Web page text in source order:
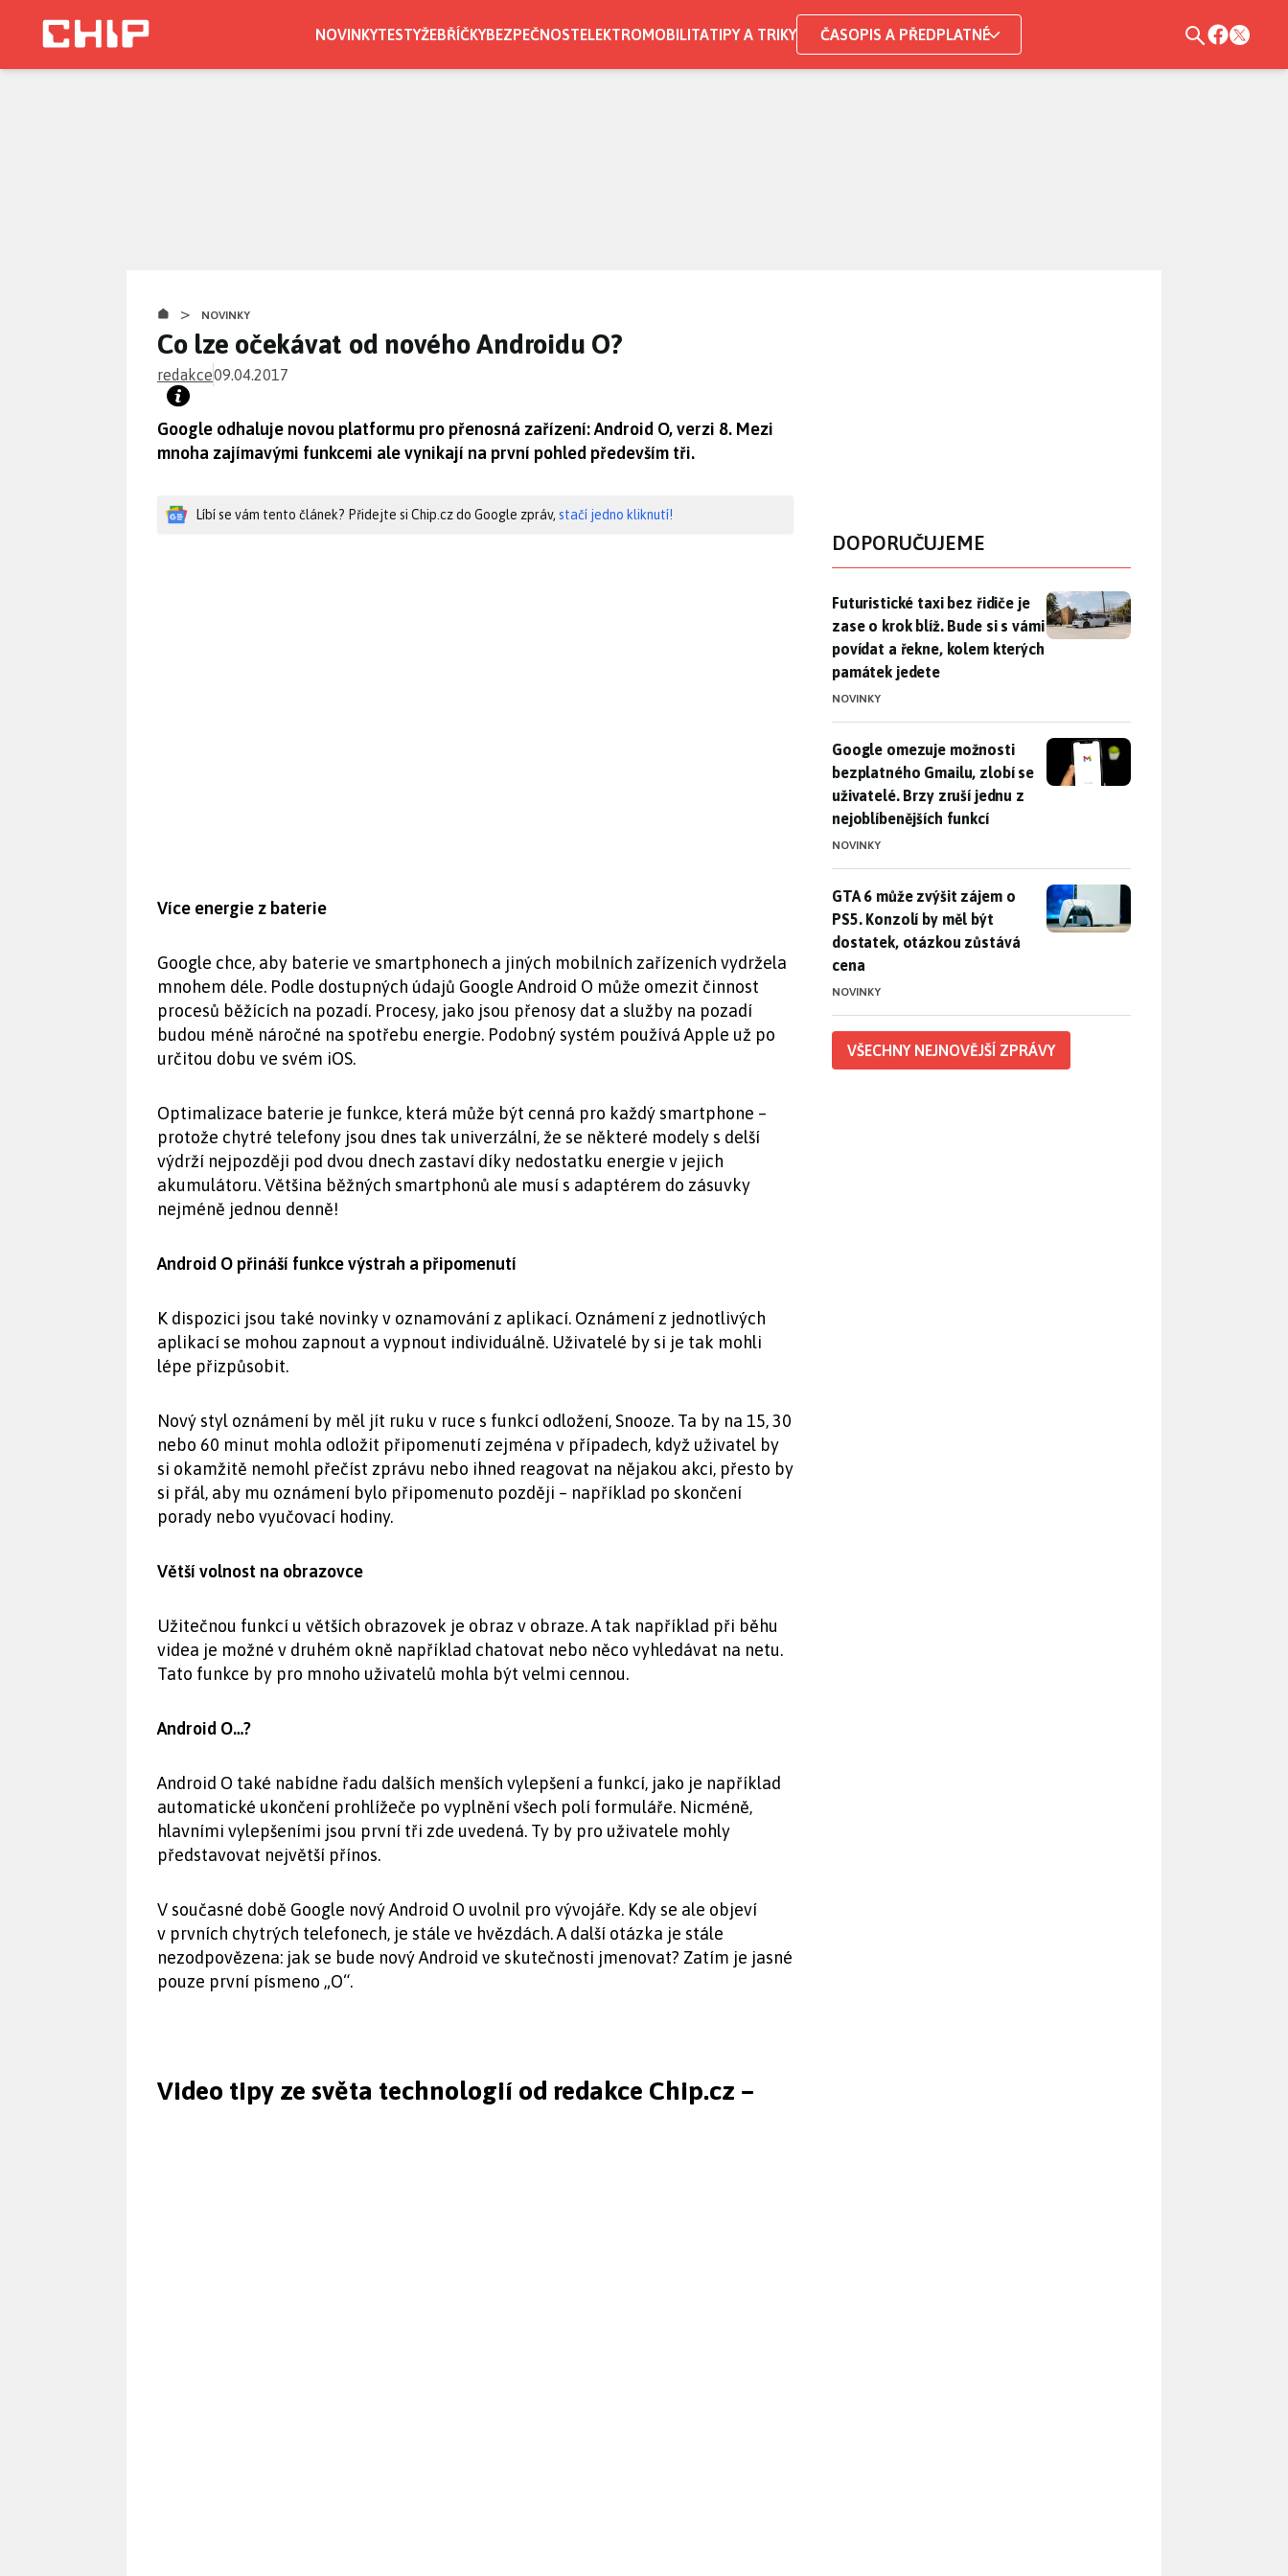
NOVINKYTESTYŽEBŘÍČKYBEZPEČNOSTELEKTROMOBILITATIPY A TRIKY ČASOPIS A PŘEDPLATNÉ
> NOVINKY
Co lze očekávat od nového Androidu O?
redakce09.04.2017
Google odhaluje novou platformu pro přenosná zařízení: Android O, verzi 8. Mezi
mnoha zajímavými funkcemi ale vynikají na první pohled především tři.
Líbí se vám tento článek? Přidejte si Chip.cz do Google zpráv, stačí jedno kliknutí!
Více energie z baterie
Google chce, aby baterie ve smartphonech a jiných mobilních zařízeních vydržela
mnohem déle. Podle dostupných údajů Google Android O může omezit činnost
procesů běžících na pozadí. Procesy, jako jsou přenosy dat a služby na pozadí
budou méně náročné na spotřebu energie. Podobný systém používá Apple už po
určitou dobu ve svém iOS.
Optimalizace baterie je funkce, která může být cenná pro každý smartphone –
protože chytré telefony jsou dnes tak univerzální, že se některé modely s delší
výdrží nejpozději pod dvou dnech zastaví díky nedostatku energie v jejich
akumulátoru. Většina běžných smartphonů ale musí s adaptérem do zásuvky
nejméně jednou denně!
Android O přináší funkce výstrah a připomenutí
K dispozici jsou také novinky v oznamování z aplikací. Oznámení z jednotlivých
aplikací se mohou zapnout a vypnout individuálně. Uživatelé by si je tak mohli
lépe přizpůsobit.
Nový styl oznámení by měl jít ruku v ruce s funkcí odložení, Snooze. Ta by na 15, 30
nebo 60 minut mohla odložit připomenutí zejména v případech, když uživatel by
si okamžitě nemohl přečíst zprávu nebo ihned reagovat na nějakou akci, přesto by
si přál, aby mu oznámení bylo připomenuto později – například po skončení
porady nebo vyučovací hodiny.
Větší volnost na obrazovce
Užitečnou funkcí u větších obrazovek je obraz v obraze. A tak například při běhu
videa je možné v druhém okně například chatovat nebo něco vyhledávat na netu.
Tato funkce by pro mnoho uživatelů mohla být velmi cennou.
Android O…?
Android O také nabídne řadu dalších menších vylepšení a funkcí, jako je například
automatické ukončení prohlížeče po vyplnění všech polí formuláře. Nicméně,
hlavními vylepšeními jsou první tři zde uvedená. Ty by pro uživatele mohly
představovat největší přínos.
V současné době Google nový Android O uvolnil pro vývojáře. Kdy se ale objeví
v prvních chytrých telefonech, je stále ve hvězdách. A další otázka je stále
nezodpovězena: jak se bude nový Android ve skutečnosti jmenovat? Zatím je jasné
pouze první písmeno „O“.
Video tipy ze světa technologií od redakce Chip.cz –
DOPORUČUJEME
Futuristické taxi bez řidiče je zase o krok blíž. Bude si s vámi
Futuristické taxi bez řidiče je
zase o krok blíž. Bude si s vámi
povídat a řekne, kolem kterých
památek jedete
NOVINKY
Google omezuje možnosti bezplatného Gmailu, zlobí se
Google omezuje možnosti
bezplatného Gmailu, zlobí se
uživatelé. Brzy zruší jednu z
nejoblíbenějších funkcí
NOVINKY
GTA 6 může zvýšit zájem o PS5. Konzolí by měl být dostatek,
GTA 6 může zvýšit zájem o
PS5. Konzolí by měl být
dostatek, otázkou zůstává
cena
NOVINKY
VŠECHNY NEJNOVĚJŠÍ ZPRÁVY